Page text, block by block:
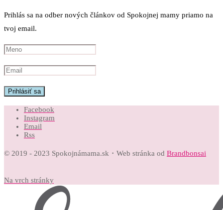
Prihlás sa na odber nových článkov od Spokojnej mamy priamo na
tvoj email.
Facebook
Instagram
Email
Rss
© 2019 - 2023 Spokojnámama.sk・Web stránka od Brandbonsai
Na vrch stránky